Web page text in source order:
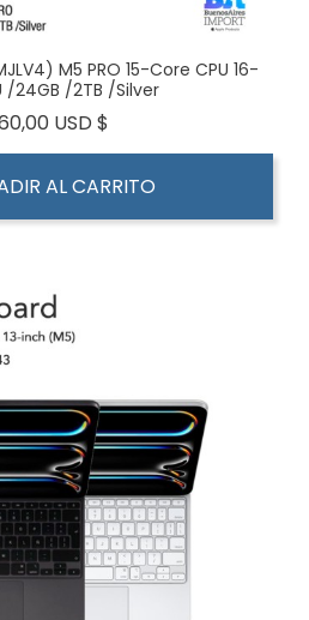
M5 PRO 15-Core CPU 16-
/24GB /2TB /Silver
USD $
AL CARRITO